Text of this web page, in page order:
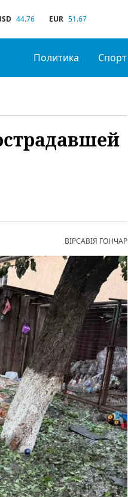
44.76 EUR 51.67
Политика Спорт
ВІРСАВІЯ ГОНЧАР